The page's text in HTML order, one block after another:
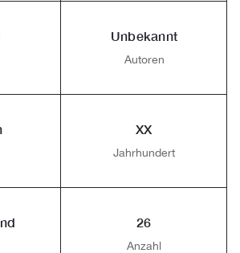
Unbekannt
Autoren
XX
Jahrhundert
26
Anzahl